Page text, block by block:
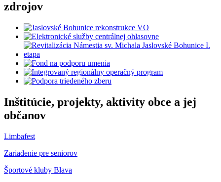
zdrojov
Inštitúcie, projekty, aktivity obce a jej
občanov
Limbafest
Zariadenie pre seniorov
Športové kluby Blava